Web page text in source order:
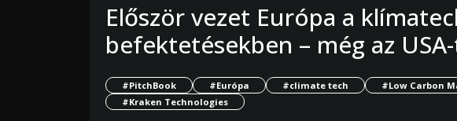
Először vezet Európa a
befektetésekben – még az
#PitchBook #Európa #climate tech #Low Carbon
#Kraken Technologies